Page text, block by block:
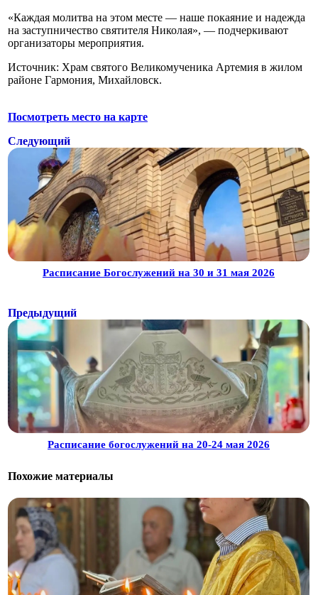
«Каждая молитва на этом месте — наше покаяние и надежда
на заступничество святителя Николая», — подчеркивают
организаторы мероприятия.
Источник: Храм святого Великомученика Артемия в жилом
районе Гармония, Михайловск.
Посмотреть место на карте
Следующий
Расписание Богослужений на 30 и 31 мая 2026
Предыдущий
Расписание богослужений на 20-24 мая 2026
Похожие материалы